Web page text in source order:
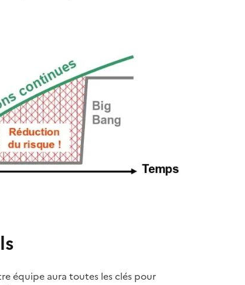
équipe aura toutes les clés pour